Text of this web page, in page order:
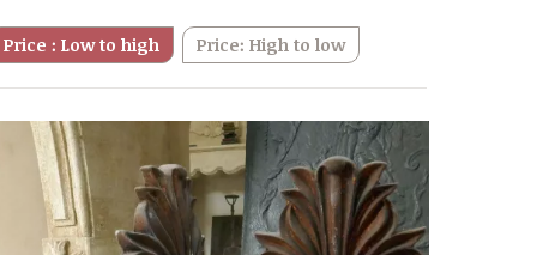
Price : Low to high Price: High to low